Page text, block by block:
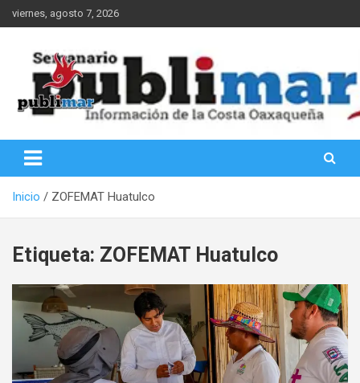
Saltar
al
viernes, agosto 7, 2026
PubliMar
Inicio ZOFEMAT Huatulco
Etiqueta: ZOFEMAT Huatulco